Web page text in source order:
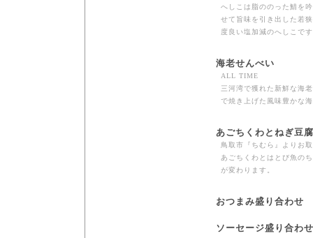
へしこは脂ののった鯖を
せて旨味を引き出した若
度良い塩加減のへしこで
海老せんべい
ALL TIME
三河湾で獲れた新鮮な海
で焼き上げた風味豊かな
あごちくわとねぎ豆
鳥取市『ちむら』よりお
あごちくわとはとび魚の
が変わります。
おつまみ盛り合わせ
ソーセージ盛り合わせ